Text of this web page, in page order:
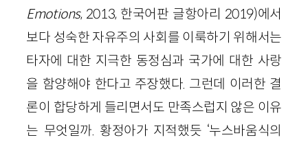
Emotions, 2013, 한국어판 글항아리 2019)에서
보다 성숙한 자유주의 사회를 이룩하기 위해서는
타자에 대한 지극한 동정심과 국가에 대한 사랑
을 함양해야 한다고 주장했다. 그런데 이러한 결
론이 합당하게 들리면서도 만족스럽지 않은 이유
는 무엇일까. 황정아가 지적했듯 ‘누스바움식의